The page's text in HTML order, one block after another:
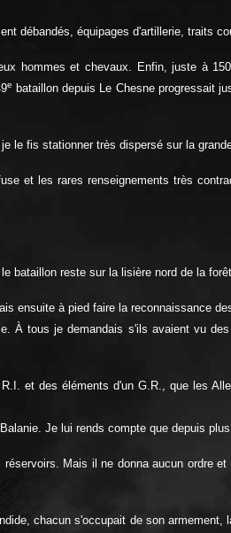
débandés, équipages d'artillerie, traits
hommes et chevaux. Enfin, juste à
e bataillon depuis Le Chesne progressait
le fis stationner très dispersé sur la
et les rares renseignements très
bataillon reste sur la lisière nord de la
ensuite à pied faire la reconnaissance
À tous je demandais s'ils avaient vu
R.I. et des éléments d'un G.R., que les
Je lui rends compte que depuis plus
Mais il ne donna aucun ordre
chacun s'occupait de son